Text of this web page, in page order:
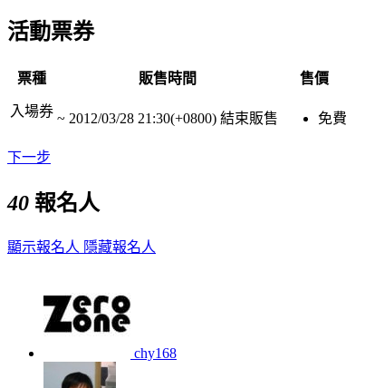
活動票券
票種 販售時間 售價
入場券 ~ 2012/03/28 21:30(+0800) 結束販售 免費
下一步
40 報名人
顯示報名人 隱藏報名人
chy168